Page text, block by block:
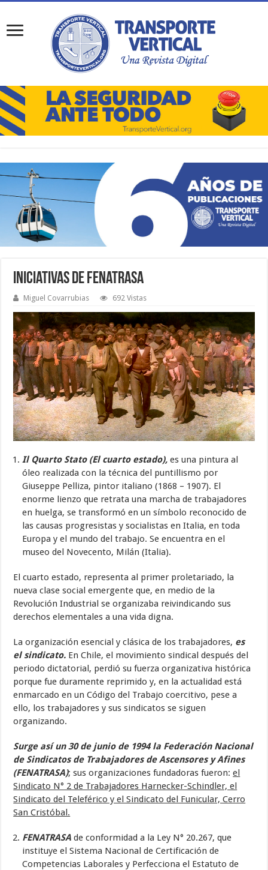
Iniciativas de Fenatrasa
Miguel Covarrubias 692 Vistas
Il Quarto Stato (El cuarto estado), es una pintura al
óleo realizada con la técnica del puntillismo por
Giuseppe Pelliza, pintor italiano (1868 – 1907). El
enorme lienzo que retrata una marcha de trabajadores
en huelga, se transformó en un símbolo reconocido de
las causas progresistas y socialistas en Italia, en toda
Europa y el mundo del trabajo. Se encuentra en el
museo del Novecento, Milán (Italia).
El cuarto estado, representa al primer proletariado, la
nueva clase social emergente que, en medio de la
Revolución Industrial se organizaba reivindicando sus
derechos elementales a una vida digna.
La organización esencial y clásica de los trabajadores, es
el sindicato. En Chile, el movimiento sindical después del
periodo dictatorial, perdió su fuerza organizativa histórica
porque fue duramente reprimido y, en la actualidad está
enmarcado en un Código del Trabajo coercitivo, pese a
ello, los trabajadores y sus sindicatos se siguen
organizando.
Surge así un 30 de junio de 1994 la Federación Nacional
de Sindicatos de Trabajadores de Ascensores y Afines
(FENATRASA); sus organizaciones fundadoras fueron:el
Sindicato N° 2 de Trabajadores Harnecker-Schindler, el
Sindicato del Teleférico y el Sindicato del Funicular, Cerro
San Cristóbal.
FENATRASA de conformidad a la Ley N° 20.267, que
instituye el Sistema Nacional de Certificación de
Competencias Laborales y Perfecciona el Estatuto de